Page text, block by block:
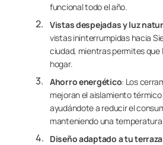
funcional todo el año.
Vistas despejadas y luz
vistas ininterrumpidas hacia
ciudad, mientras permites que
hogar.
Ahorro energético: Los
mejoran el aislamiento térmico
ayudándote a reducir el
manteniendo una
Diseño adaptado a tu terraza